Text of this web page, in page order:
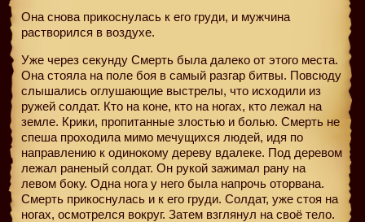
Она снова прикоснулась к его груди, и мужчина
растворился в воздухе.
Уже через секунду Смерть была далеко от этого места.
Она стояла на поле боя в самый разгар битвы. Повсюду
слышались оглушающие выстрелы, что исходили из
ружей солдат. Кто на коне, кто на ногах, кто лежал на
земле. Крики, пропитанные злостью и болью. Смерть не
спеша проходила мимо мечущихся людей, идя по
направлению к одинокому дереву вдалеке. Под деревом
лежал раненый солдат. Он рукой зажимал рану на
левом боку. Одна нога у него была напрочь оторвана.
Смерть прикоснулась и к его груди. Солдат, уже стоя на
ногах, осмотрелся вокруг. Затем взглянул на своё тело.